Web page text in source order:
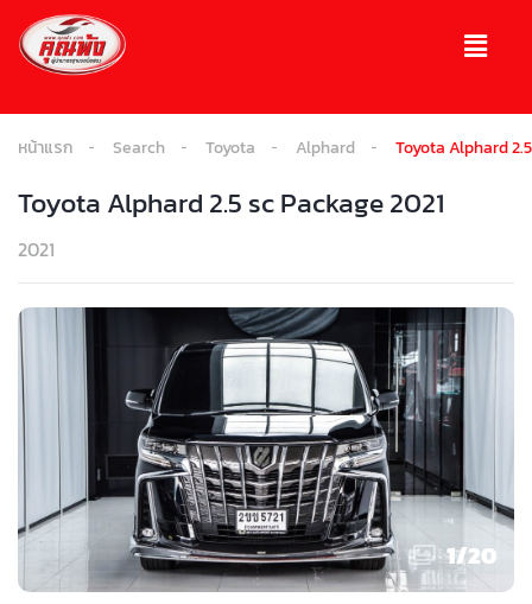
หน้าแรก Search Toyota Alphard Toyota Alphard
Toyota Alphard 2.5 sc Package 2021
2021
1/20